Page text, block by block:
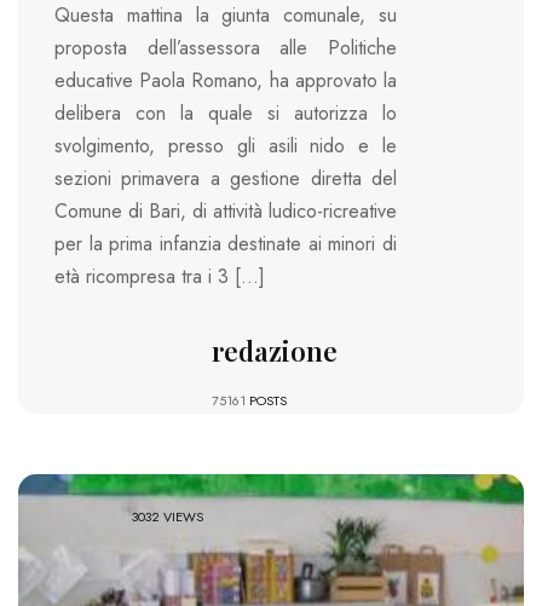
Questa mattina la giunta comunale, su
proposta dell’assessora alle Politiche
educative Paola Romano, ha approvato la
delibera con la quale si autorizza lo
svolgimento, presso gli asili nido e le
sezioni primavera a gestione diretta del
Comune di Bari, di attività ludico-ricreative
per la prima infanzia destinate ai minori di
età ricompresa tra i 3 […]
redazione
75161 POSTS
3032 VIEWS